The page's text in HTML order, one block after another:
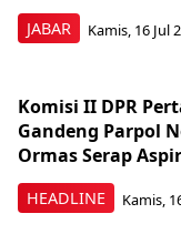
JABAR Kamis, 16 Jul
HEADLINE
Komisi II DPR
Gandeng Parpol
Ormas Serap
Kamis,